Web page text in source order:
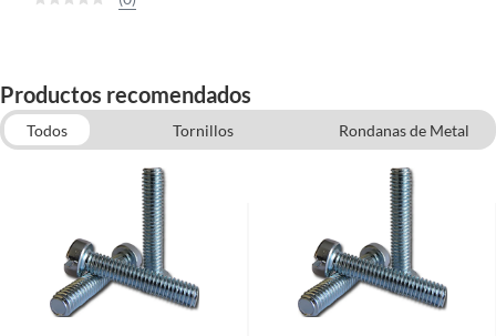
Productos recomendados
Todos Tornillos
Rondanas de Metal
Accesorios para Herramientas Eléctricas
Clavos y Tornillos para Concreto
Hilos por Metro